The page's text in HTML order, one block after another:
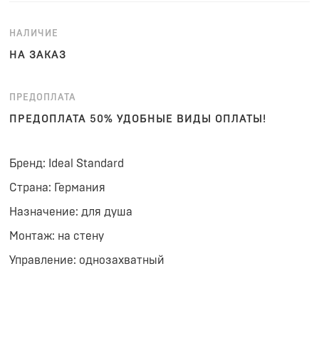
НАЛИЧИЕ
НА ЗАКАЗ
ПРЕДОПЛАТА
ПРЕДОПЛАТА 50% УДОБНЫЕ ВИДЫ ОПЛАТЫ!
Бренд: Ideal Standard
Страна: Германия
Назначение: для душа
Монтаж: на стену
Управление: однозахватный